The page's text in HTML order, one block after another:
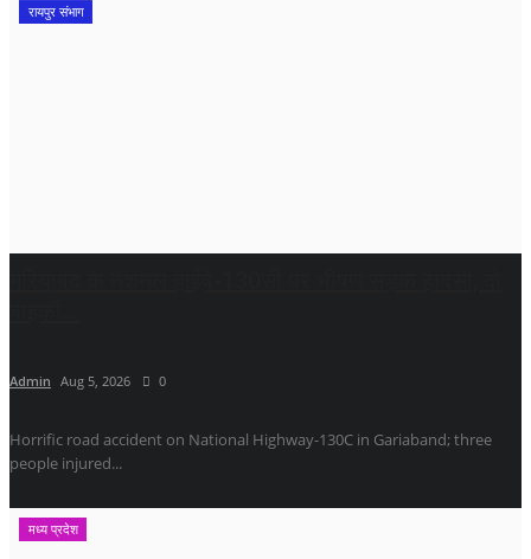
रायपुर संभाग
Admin Aug 5, 2026 0
Horrific road accident on National Highway-130C in Gariaband; three
people injured...
मध्य प्रदेश